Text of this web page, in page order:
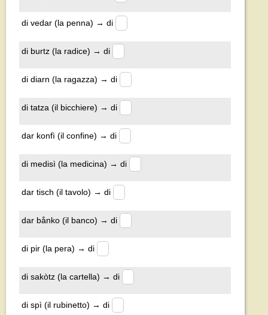
di vedar (la penna) → di
di burtz (la radice) → di
di diarn (la ragazza) → di
di tatza (il bicchiere) → di
dar konfì (il confine) → di
di medisì (la medicina) → di
dar tisch (il tavolo) → di
dar bånko (il banco) → di
di pir (la pera) → di
di sakòtz (la cartella) → di
di spì (il rubinetto) → di